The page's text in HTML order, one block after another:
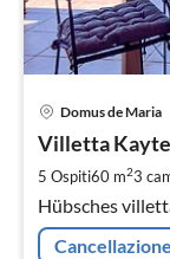
Domus de Maria
Villetta Kayte
5 Ospiti60 m23
Hübsches